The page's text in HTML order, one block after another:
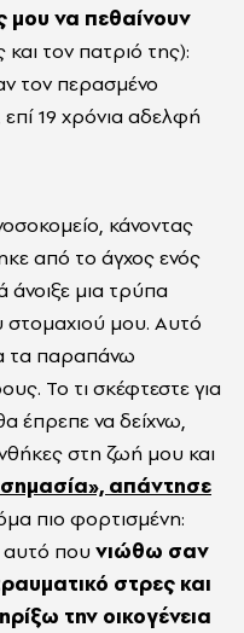
μου να πεθαίνουν
τον πατριό της):
τον περασμένο
19 χρόνια αδελφή
κάνοντας
από το άγχος ενός
μια τρύπα
στομαχιού μου. Αυτό
τα παραπάνω
Το τι σκέφτεστε για
έπρεπε να δείχνω,
στη ζωή μου και
σημασία», απάντησε
πιο φορτισμένη:
που νιώθω σαν
στρες και
την οικογένεια